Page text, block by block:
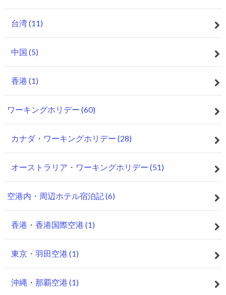
台湾(11)
中国 (5)
香港 (1)
ワーキングホリデー (60)
カナダ・ワーキングホリデー (28)
オーストラリア・ワーキングホリデー (51)
空港内・周辺ホテル宿泊記(6)
香港・香港国際空港 (1)
東京・羽田空港 (1)
沖縄・那覇空港 (1)